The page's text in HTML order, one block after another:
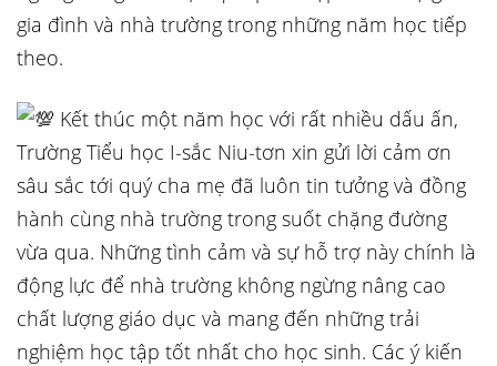
gia đình và nhà trường trong những năm học tiếp
theo.
Kết thúc một năm học với rất nhiều dấu ấn,
Trường Tiểu học I-sắc Niu-tơn xin gửi lời cảm ơn
sâu sắc tới quý cha mẹ đã luôn tin tưởng và đồng
hành cùng nhà trường trong suốt chặng đường
vừa qua. Những tình cảm và sự hỗ trợ này chính là
động lực để nhà trường không ngừng nâng cao
chất lượng giáo dục và mang đến những trải
nghiệm học tập tốt nhất cho học sinh. Các ý kiến